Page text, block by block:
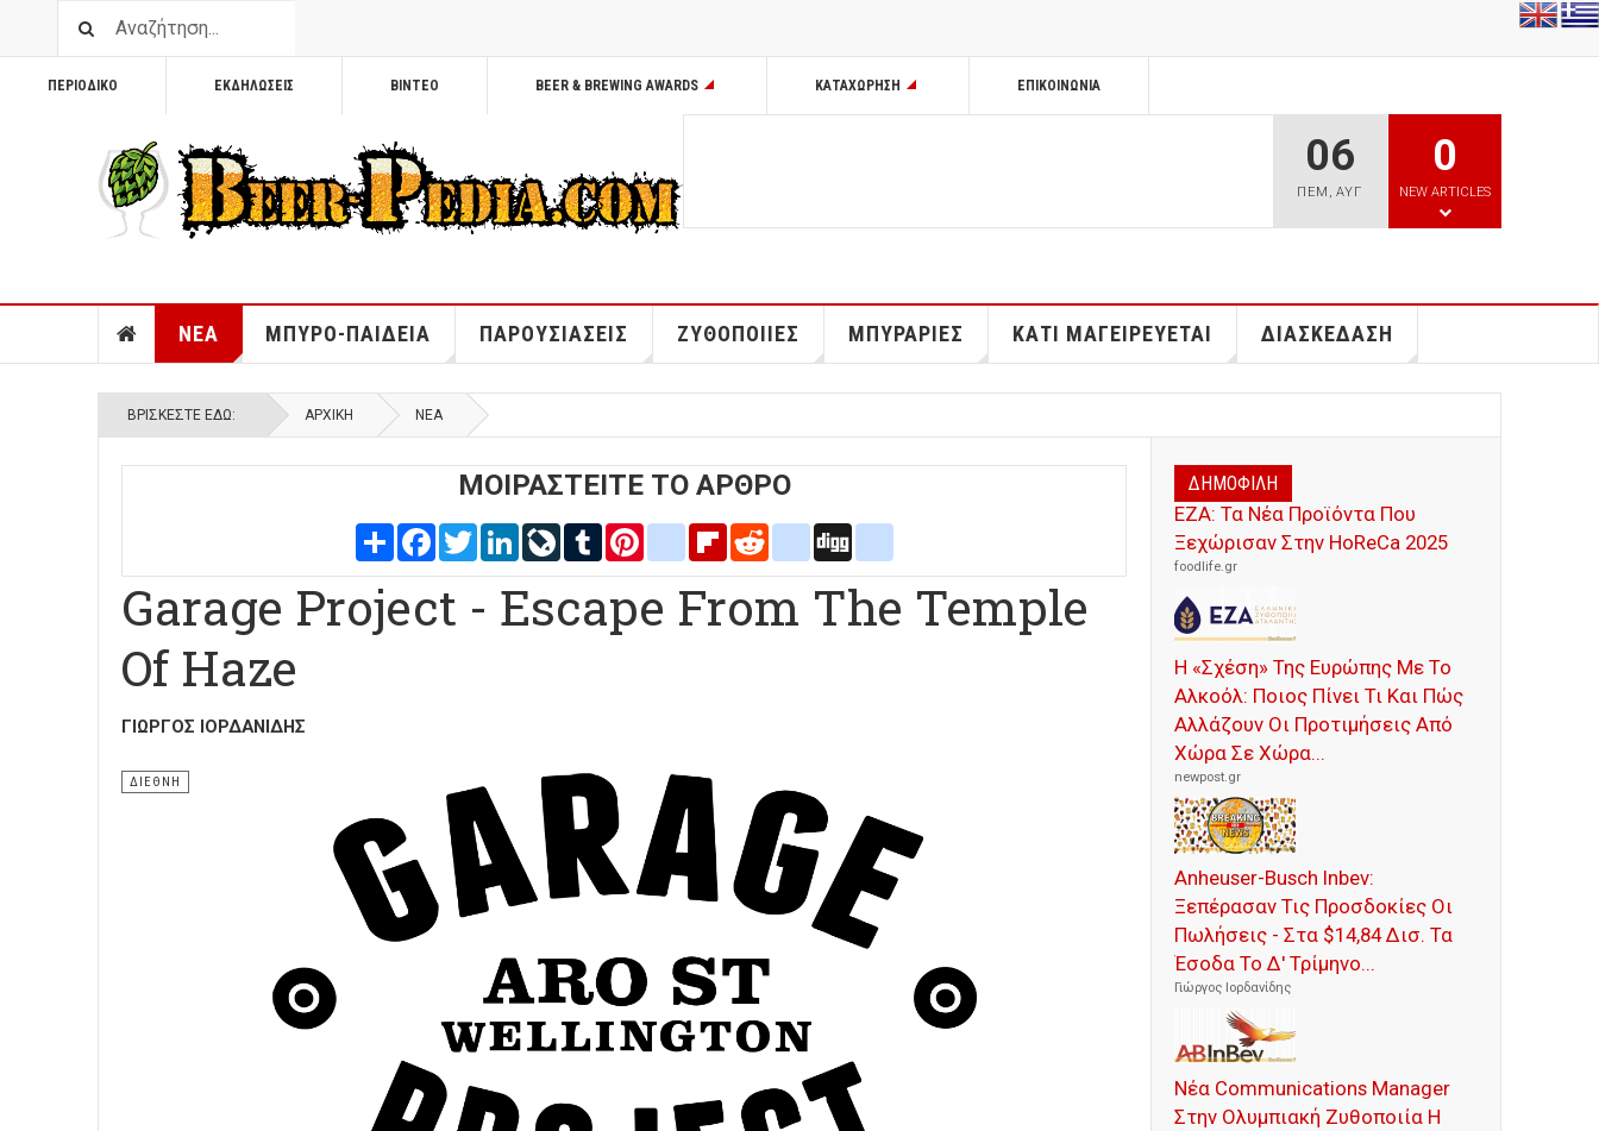
ΠΕΡΙΟΔΙΚΟ ΕΚΔΗΛΩΣΕΙΣ ΒΙΝΤΕΟ BEER & BREWING AWARDS ΚΑΤΑΧΩΡΗΣΗ ΕΠΙΚΟΙΝΩΝΊΑ
06
ΠΕΜ ,ΑΥΓ
0
NEW ARTICLES
ΝΕΑ ΜΠΥΡΟ-ΠΑΙΔΕΙΑ ΠΑΡΟΥΣΙΑΣΕΙΣ ΖΥΘΟΠΟΙΙΕΣ ΜΠΥΡΑΡΙΕΣ ΚΑΤΙ ΜΑΓΕΙΡΕΥΕΤΑΙ ΔΙΑΣΚΕΔΑΣΗ
ΒΡΊΣΚΕΣΤΕ ΕΔΏ: ΑΡΧΙΚΉ ΝΕΑ
ΜΟΙΡΑΣΤΕΙΤΕ ΤΟ ΑΡΘΡΟ
Share FacebookTwitterLinkedInLiveJournal
Tumblr Pinterestblogger_post
FlipboardRedditdelicious
Garage Project - Escape From The Temple
Of Haze
ΓΙΏΡΓΟΣ ΙΟΡΔΑΝΊΔΗΣ
ΔΙΕΘΝΗ
ΔΗΜΟΦΙΛΗ
ΕΖΑ: Τα Νέα Προϊόντα Που
Ξεχώρισαν Στην HoReCa 2025
foodlife.gr
Η «Σχέση» Της Ευρώπης Με Το
Αλκοόλ: Ποιος Πίνει Τι Και Πώς
Αλλάζουν Οι Προτιμήσεις Από
Χώρα Σε Χώρα...
newpost.gr
Anheuser-Busch Inbev:
Ξεπέρασαν Τις Προσδοκίες Οι
Πωλήσεις - Στα $14,84 Δισ. Τα
Έσοδα Το Δ' Τρίμηνο...
Γιώργος Ιορδανίδης
Νέα Communications Manager
Στην Ολυμπιακή Ζυθοποιία Η